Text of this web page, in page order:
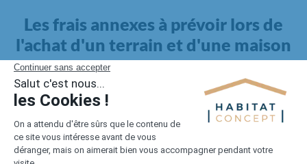
Les frais annexes à prévoir lors de
l'achat d'un terrain et d'une maison
Il faut également intégrer à votre budget, les
pour la maison. Outre l'achat du terrain et la construction, il
faut prendre en compte la viabilisation si elle n'est pas
proposée par le constructeur. Les frais de raccordements et les
taxes éventuelles coûtent entre 5 000 et 15 000 euros selon la
localisation du terrain et son accès.